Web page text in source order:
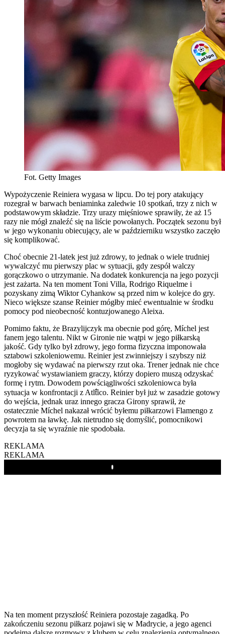
Fot. Getty Images
Wypożyczenie Reiniera wygasa w lipcu. Do tej pory atakujący
rozegrał w barwach beniaminka zaledwie 10 spotkań, trzy z nich w
podstawowym składzie. Trzy urazy mięśniowe sprawiły, że aż 15
razy nie mógł znaleźć się na liście powołanych. Początek sezonu był
w jego wykonaniu obiecujący, ale w październiku wszystko zaczęło
się komplikować.
Choć obecnie 21-latek jest już zdrowy, to jednak o wiele trudniej
wywalczyć mu pierwszy plac w sytuacji, gdy zespół walczy
gorączkowo o utrzymanie. Na dodatek konkurencja na jego pozycji
jest zażarta. Na ten moment Toni Villa, Rodrigo Riquelme i
pozyskany zimą Wiktor Cyhankow są przed nim w kolejce do gry.
Nieco większe szanse Reinier mógłby mieć ewentualnie w środku
pomocy pod nieobecność kontuzjowanego Aleixa.
Pomimo faktu, że Brazylijczyk ma obecnie pod górę, Míchel jest
fanem jego talentu. Nikt w Gironie nie wątpi w jego piłkarską
jakość. Gdy tylko był zdrowy, jego forma fizyczna imponowała
sztabowi szkoleniowemu. Reinier jest zwinniejszy i szybszy niż
mogłoby się wydawać na pierwszy rzut oka. Trener jednak nie chce
ryzykować wystawianiem graczy, którzy dopiero muszą odzyskać
formę i rytm. Dowodem powściągliwości szkoleniowca była
sytuacja w konfrontacji z Atl߱tico. Reinier był już w zasadzie gotowy
do wejścia, jednak uraz innego gracza Girony sprawił, że
ostatecznie Míchel nakazał wrócić byłemu piłkarzowi Flamengo z
powrotem na ławkę. Jak nietrudno się domyślić, pomocnikowi
decyzja ta się wyraźnie nie spodobała.
REKLAMA
REKLAMA
Play
Na ten moment przyszłość Reiniera pozostaje zagadką. Po
zakończeniu sezonu piłkarz pojawi się w Madrycie, a jego agenci